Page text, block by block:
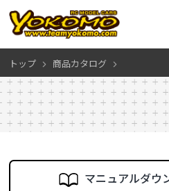
トップ 商品カタログ
マニュアルダウ